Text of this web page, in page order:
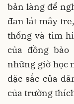
bản làng để
đan lát mây
thống và tìm
của đồng
những giờ học
đặc sắc của
của trường